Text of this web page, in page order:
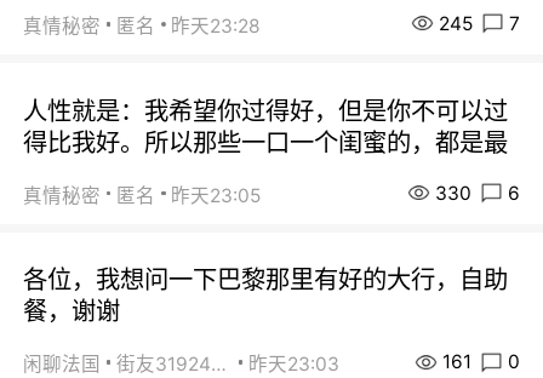
真情秘密 匿名 昨天23:28 245 7
人性就是：我希望你过得好，但是你不可以过
得比我好。所以那些一口一个闺蜜的，都是最
真情秘密 匿名 昨天23:05 330 6
各位，我想问一下巴黎那里有好的大行，自助
餐，谢谢
闲聊法国 街友31924072 昨天23:03 161 0